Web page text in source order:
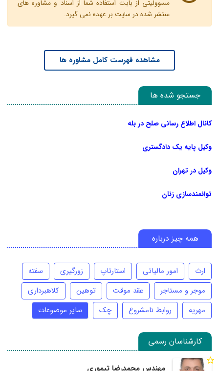
مسوولیتی از بابت استفاده شما از اسناد و مشاوره های
منتشر شده در سایت بر عهده نمی گیرد.
مشاهده فهرست کامل مشاوره ها
جستجو شده ها
کانال اطلاع رسانی صلح در بله
وکیل پایه یک دادگستری
وکیل در تهران
توانمندسازی زنان
همه چیز درباره
ارث امور مالیاتی استارتاپ زورگیری
سفته
موجر و مستاجر
عقد موقت توهین
کلاهبرداری
مهریه
روابط نامشروع چک سایر موضوعات
کارشناسان رسمی
مهندس محمدرضا تیموری